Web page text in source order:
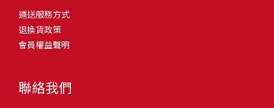
和獨立能力。 幼犬訓練常見問題Q1: 幾個月大的幼犬最適合開始訓
練？A: 訓練可從幼犬到家首日開始（約8-10週大）。3-16週是社會
化黃金期，每次訓練控制在5-10分鐘內。Q2: 幼犬如廁訓練需要多久
屬啃咬玩具作替代品，發現不當啃咬時堅定說「不」，並引導至適
熱，水分流失快，腸道可能變得敏感，導致糞便變軟或拉稀。如果
換季時沒有適當調整環境，貓咪的腸胃就可能跟著「鬧脾氣」。冬
天注意保暖，提供暖墊、厚毯，避免冷風直吹。夏天補充水分，可
像是開冷氣又突然關掉，容易讓貓咪腸胃受影響。重點提醒：換季
時，記得關心貓咪的腸胃狀況，適當調整環境，幫助毛孩適應！ 貓
活中輕鬆改善看到滿屋子的貓毛是不是很抓狂？別擔心！其實只要
透過一些簡單的日常照護方式，就能有效減少貓咪掉毛情況。從梳
毛、洗澡到增加互動和營養調整，這些小撇步不僅能幫助貓咪維持
行動吧！ 預防貓掉毛方法1：勤勞梳毛養貓必備神器就是各種梳子
啦！勤勞梳毛是最直接有效的掉毛控制方法。定期梳理可以幫貓咪
的紙箱。建議一開始可以購買單價較低的入門款，觀察一下貓咪的
使用狀況，再考慮購買「豪宅」！ 項目費用用品貓碗$300貓窩
$500貓跳台$1,500貓砂盆$500貓抓板$300外出籠$1,000一次性養貓
咪是非常需要安全感的動物，可以準備一個專屬他的「寶座」，當
運送服務方式
退換貨政策
會員權益聲明
聯絡我們